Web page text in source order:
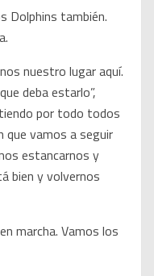
Dolphins también.
nuestro lugar aquí.
deba estarlo”,
por todo todos
que vamos a seguir
estancarnos y
bien y volvernos
marcha. Vamos los